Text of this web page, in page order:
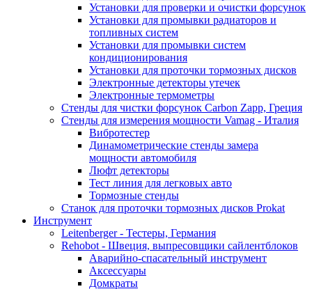
Установки для проверки и очистки форсунок
Установки для промывки радиаторов и
топливных систем
Установки для промывки систем
кондиционирования
Установки для проточки тормозных дисков
Электронные детекторы утечек
Электронные термометры
Стенды для чистки форсунок Carbon Zapp, Греция
Стенды для измерения мощности Vamag - Италия
Вибротестер
Динамометрические стенды замера
мощности автомобиля
Люфт детекторы
Тест линия для легковых авто
Тормозные стенды
Станок для проточки тормозных дисков Prokat
Инструмент
Leitenberger - Тестеры, Германия
Rehobot - Швеция, выпресовщики сайлентблоков
Аварийно-спасательный инструмент
Аксессуары
Домкраты